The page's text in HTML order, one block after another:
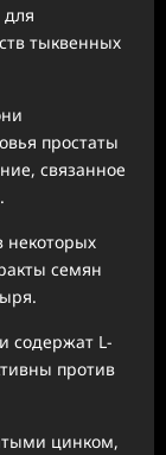
тыквенных
простаты
связанное
некоторых
семян
содержат L-
против
цинком,